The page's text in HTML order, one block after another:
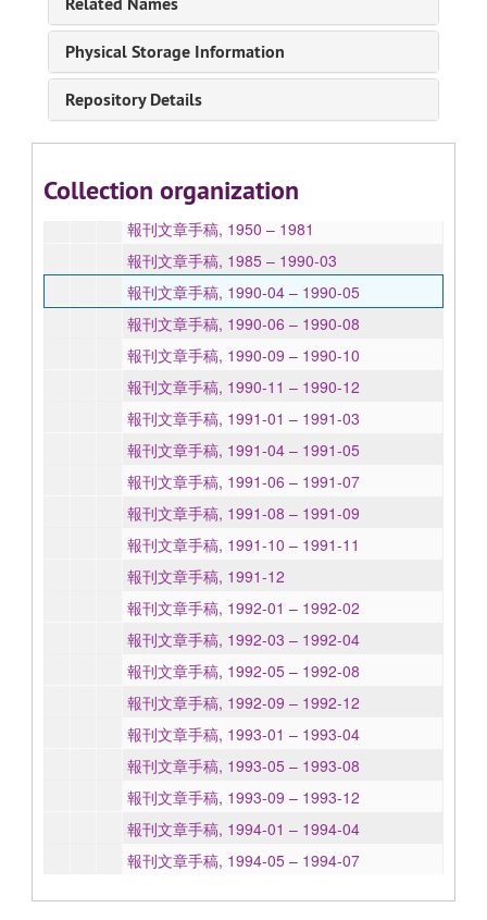
Physical Storage Information
Repository Details
Collection organization
報刊文章, 1950-2005, undated
報刊文章手稿, 1950 – 1981
報刊文章手稿, 1985 – 1990-03
報刊文章手稿, 1990-04 – 1990-05
報刊文章手稿, 1990-06 – 1990-08
報刊文章手稿, 1990-09 – 1990-10
報刊文章手稿, 1990-11 – 1990-12
報刊文章手稿, 1991-01 – 1991-03
報刊文章手稿, 1991-04 – 1991-05
報刊文章手稿, 1991-06 – 1991-07
報刊文章手稿, 1991-08 – 1991-09
報刊文章手稿, 1991-10 – 1991-11
報刊文章手稿, 1991-12
報刊文章手稿, 1992-01 – 1992-02
報刊文章手稿, 1992-03 – 1992-04
報刊文章手稿, 1992-05 – 1992-08
報刊文章手稿, 1992-09 – 1992-12
報刊文章手稿, 1993-01 – 1993-04
報刊文章手稿, 1993-05 – 1993-08
報刊文章手稿, 1993-09 – 1993-12
報刊文章手稿, 1994-01 – 1994-04
報刊文章手稿, 1994-05 – 1994-07